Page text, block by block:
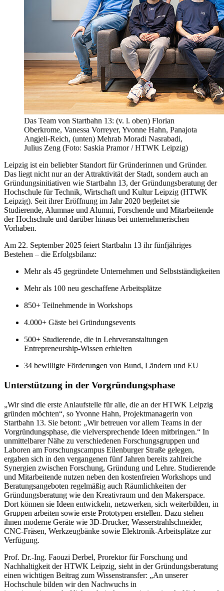
Das Team von Startbahn 13: (v. l. oben) Florian
Oberkrome, Vanessa Vorreyer, Yvonne Hahn, Panajota
Angjeli-Reich, (unten) Mehrab Moradi Nasrabadi,
Julius Zeng (Foto: Saskia Pramor / HTWK Leipzig)
Leipzig ist ein beliebter Standort für Gründerinnen und Gründer.
Das liegt nicht nur an der Attraktivität der Stadt, sondern auch an
Gründungsinitiativen wie Startbahn 13, der Gründungsberatung der
Hochschule für Technik, Wirtschaft und Kultur Leipzig (HTWK
Leipzig). Seit ihrer Eröffnung im Jahr 2020 begleitet sie
Studierende, Alumnae und Alumni, Forschende und Mitarbeitende
der Hochschule und darüber hinaus bei unternehmerischen
Vorhaben.
Am 22. September 2025 feiert Startbahn 13 ihr fünfjähriges
Bestehen – die Erfolgsbilanz:
Mehr als 45 gegründete Unternehmen und Selbstständigkeiten
Mehr als 100 neu geschaffene Arbeitsplätze
850+ Teilnehmende in Workshops
4.000+ Gäste bei Gründungsevents
500+ Studierende, die in Lehrveranstaltungen
Entrepreneurship-Wissen erhielten
34 bewilligte Förderungen von Bund, Ländern und EU
Unterstützung in der Vorgründungsphase
„Wir sind die erste Anlaufstelle für alle, die an der HTWK Leipzig
gründen möchten“, so Yvonne Hahn, Projektmanagerin von
Startbahn 13. Sie betont: „Wir betreuen vor allem Teams in der
Vorgründungsphase, die vielversprechende Ideen mitbringen.“ In
unmittelbarer Nähe zu verschiedenen Forschungsgruppen und
Laboren am Forschungscampus Eilenburger Straße gelegen,
ergaben sich in den vergangenen fünf Jahren bereits zahlreiche
Synergien zwischen Forschung, Gründung und Lehre. Studierende
und Mitarbeitende nutzen neben den kostenfreien Workshops und
Beratungsangeboten regelmäßig auch Räumlichkeiten der
Gründungsberatung wie den Kreativraum und den Makerspace.
Dort können sie Ideen entwickeln, netzwerken, sich weiterbilden, in
Gruppen arbeiten sowie erste Prototypen erstellen. Dazu stehen
ihnen moderne Geräte wie 3D-Drucker, Wasserstrahlschneider,
CNC-Fräsen, Werkzeugbänke sowie Elektronik-Arbeitsplätze zur
Verfügung.
Prof. Dr.-Ing. Faouzi Derbel, Prorektor für Forschung und
Nachhaltigkeit der HTWK Leipzig, sieht in der Gründungsberatung
einen wichtigen Beitrag zum Wissenstransfer: „An unserer
Hochschule bilden wir den Nachwuchs in